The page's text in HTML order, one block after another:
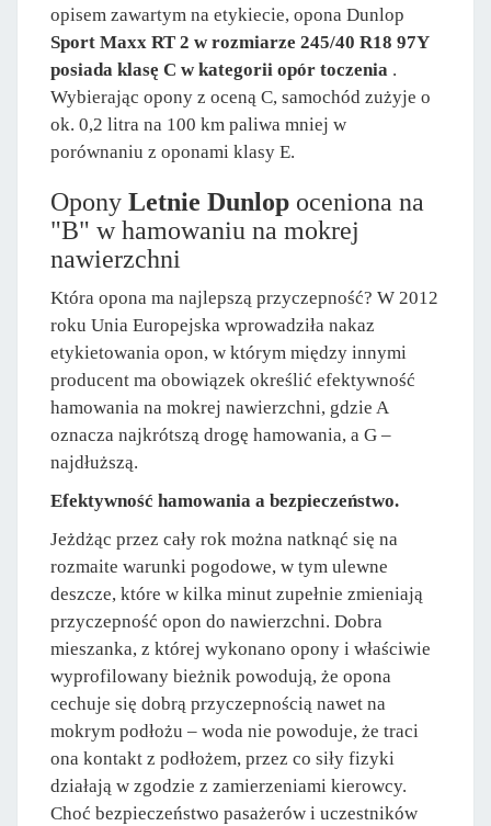
opisem zawartym na etykiecie, opona Dunlop
Sport Maxx RT 2 w rozmiarze 245/40 R18 97Y
posiada klasę C w kategorii opór toczenia .
Wybierając opony z oceną C, samochód zużyje o
ok. 0,2 litra na 100 km paliwa mniej w
porównaniu z oponami klasy E.
Opony Letnie Dunlop oceniona na
"B" w hamowaniu na mokrej
nawierzchni
Która opona ma najlepszą przyczepność? W 2012
roku Unia Europejska wprowadziła nakaz
etykietowania opon, w którym między innymi
producent ma obowiązek określić efektywność
hamowania na mokrej nawierzchni, gdzie A
oznacza najkrótszą drogę hamowania, a G –
najdłuższą.
Efektywność hamowania a bezpieczeństwo.
Jeżdżąc przez cały rok można natknąć się na
rozmaite warunki pogodowe, w tym ulewne
deszcze, które w kilka minut zupełnie zmieniają
przyczepność opon do nawierzchni. Dobra
mieszanka, z której wykonano opony i właściwie
wyprofilowany bieżnik powodują, że opona
cechuje się dobrą przyczepnością nawet na
mokrym podłożu – woda nie powoduje, że traci
ona kontakt z podłożem, przez co siły fizyki
działają w zgodzie z zamierzeniami kierowcy.
Choć bezpieczeństwo pasażerów i uczestników